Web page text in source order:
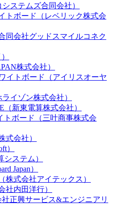
ステムズ合同会社）
トボード（レベリック株式会
同会社グッドスマイルコネク
株式会社）
イトボード（アイリスオーヤ
イゾン株式会社）
新東電算株式会社）
ボード（三叶商事株式会
式会社）
）
システム）
Japan）
株式会社アイテックス）
社内田洋行）
正興サービス&エンジニアリ